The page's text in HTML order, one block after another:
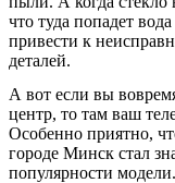
что туда попадет
привести к
деталей.
А вот если вы
центр, то там ваш
Особенно приятно,
городе Минск стал
популярности модели.